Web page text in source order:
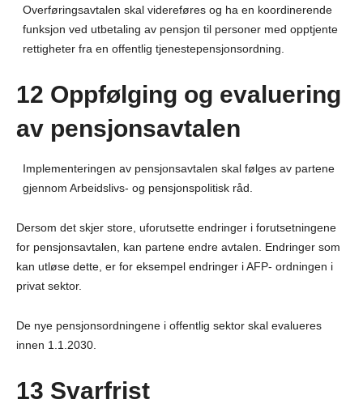
Overføringsavtalen skal videreføres og ha en koordinerende
funksjon ved utbetaling av pensjon til personer med opptjente
rettigheter fra en offentlig tjenestepensjonsordning.
12 Oppfølging og evaluering
av pensjonsavtalen
Implementeringen av pensjonsavtalen skal følges av partene
gjennom Arbeidslivs- og pensjonspolitisk råd.
Dersom det skjer store, uforutsette endringer i forutsetningene
for pensjonsavtalen, kan partene endre avtalen. Endringer som
kan utløse dette, er for eksempel endringer i AFP- ordningen i
privat sektor.
De nye pensjonsordningene i offentlig sektor skal evalueres
innen 1.1.2030.
13 Svarfrist